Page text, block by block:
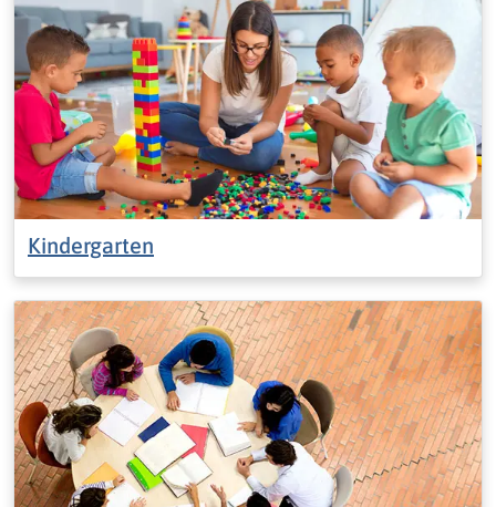
Kindergarten